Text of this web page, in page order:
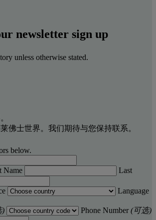
newsletter sign up
unless otherwise stated.
佛士世界。我们期待与您保持联系。
below.
Name
Last
Language
) Phone Number (可选)